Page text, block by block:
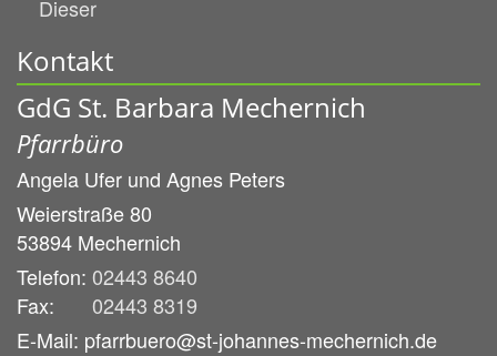
Dieser
Kontakt
GdG St. Barbara Mechernich
Pfarrbüro
Angela Ufer und Agnes Peters
Weierstraße 80
53894 Mechernich
Telefon: 02443 8640
Fax:
02443 8319
E-Mail: pfarrbuero@st-johannes-mechernich.de